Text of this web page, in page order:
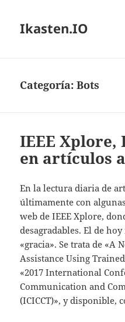
Ikasten.IO
Categoría:Bots
IEEE Xplore,
en artículos
En la lectura diaria de
últimamente con
web de IEEE Xplore,
desagradables. El de
«gracia». Se trata de «A
Assistance Using
«2017 International
Communication and
(ICICCT)», y disponible,